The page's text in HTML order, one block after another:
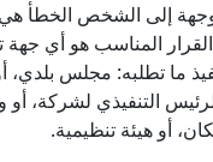
إلى الشخص الخطأ هي
المناسب هو أي جهة
ما تطلبه: مجلس بلدي،
التنفيذي لشركة،
أو هيئة تنظيمية.